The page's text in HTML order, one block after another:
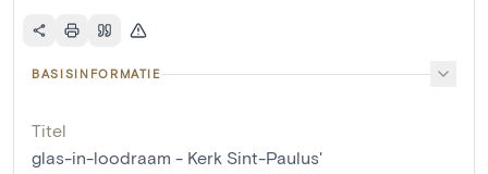
BASISINFORMATIE
Titel
glas-in-loodraam - Kerk Sint-Paulus'